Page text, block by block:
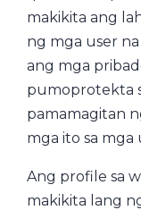
makikita ang
ng mga user
ang mga
pumoprotekta
pamamagitan
mga ito sa mga
Ang profile sa
makikita lang